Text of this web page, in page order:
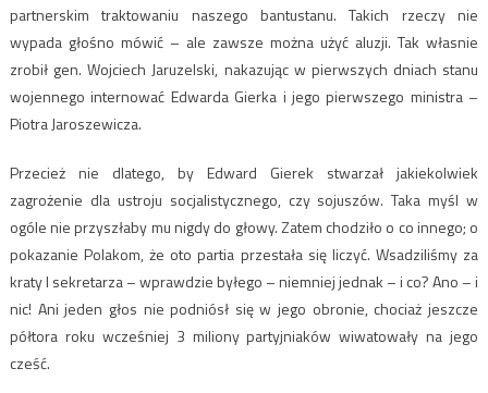
partnerskim traktowaniu naszego bantustanu. Takich rzeczy nie
wypada głośno mówić – ale zawsze można użyć aluzji. Tak własnie
zrobił gen. Wojciech Jaruzelski, nakazując w pierwszych dniach stanu
wojennego internować Edwarda Gierka i jego pierwszego ministra –
Piotra Jaroszewicza.
Przecież nie dlatego, by Edward Gierek stwarzał jakiekolwiek
zagrożenie dla ustroju socjalistycznego, czy sojuszów. Taka myśl w
ogóle nie przyszłaby mu nigdy do głowy. Zatem chodziło o co innego; o
pokazanie Polakom, że oto partia przestała się liczyć. Wsadziliśmy za
kraty I sekretarza – wprawdzie byłego – niemniej jednak – i co? Ano – i
nic! Ani jeden głos nie podniósł się w jego obronie, chociaż jeszcze
półtora roku wcześniej 3 miliony partyjniaków wiwatowały na jego
cześć.